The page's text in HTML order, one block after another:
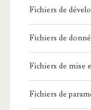
Fichiers de
Fichiers de
Fichiers de mise
Fichiers de